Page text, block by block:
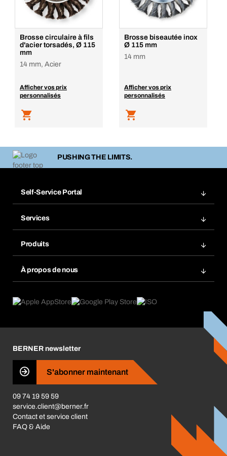
Brosse circulaire à fils
d'acier torsadés, Ø 115
mm
14 mm, Acier
Afficher vos prix
personnalisés
Brosse biseautée inox
Ø 115 mm
14 mm
Afficher vos prix
personnalisés
PUSHING THE LIMITS.
Self-Service Portal
Favoris
Commande automatique
Retour & Réclamation
Services
Gestion des risques chimiques
eProcurement
Guides de choix
Produits
Catégories produits
À propos de nous
Ce qui nous motive
Les magasins BERNER
Presse
Business Conduct
BERNER newsletter
S'abonner maintenant
09 74 19 59 59
service.client@berner.fr
Contact et service client
FAQ & Aide